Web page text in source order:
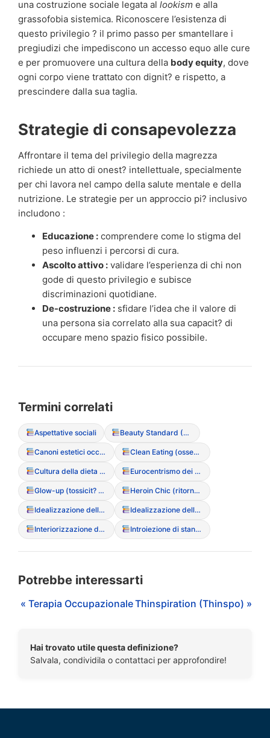
una costruzione sociale legata al lookism e alla
grassofobia sistemica. Riconoscere l’esistenza di
questo privilegio ? il primo passo per smantellare i
pregiudizi che impediscono un accesso equo alle cure
e per promuovere una cultura della body equity, dove
ogni corpo viene trattato con dignit? e rispetto, a
prescindere dalla sua taglia.
Strategie di consapevolezza
Affrontare il tema del privilegio della magrezza
richiede un atto di onest? intellettuale, specialmente
per chi lavora nel campo della salute mentale e della
nutrizione. Le strategie per un approccio pi? inclusivo
includono :
Educazione : comprendere come lo stigma del
peso influenzi i percorsi di cura.
Ascolto attivo : validare l’esperienza di chi non
gode di questo privilegio e subisce
discriminazioni quotidiane.
De-costruzione : sfidare l’idea che il valore di
una persona sia correlato alla sua capacit? di
occupare meno spazio fisico possibile.
Termini correlati
Aspettative sociali Beauty Standard (Standard di bellezza)
Canoni estetici occidentali Clean Eating (ossessione culturale per il cibo “puro”)
Cultura della dieta (Diet Culture) Eurocentrismo dei canoni estetici
Glow-up (tossicit? della trasformazione fisica rapida) Heroin Chic (ritorno dei trend estetici anni ’90)
Idealizzazione della magrezza Idealizzazione della magrezza (Media)
Interiorizzazione dello stigma di peso Introiezione di standard estetici
Potrebbe interessarti
« Terapia OccupazionaleThinspiration (Thinspo) »
Hai trovato utile questa definizione?
Salvala, condividila o contattaci per approfondire!